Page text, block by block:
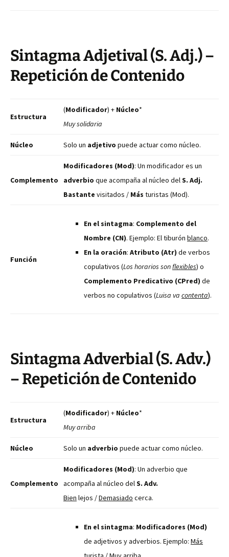
Sintagma Adjetival (S. Adj.) –
Repetición de Contenido
Estructura
(Modificador) + Núcleo*
Muy solidaria
Núcleo Solo un adjetivo puede actuar como núcleo.
Complemento
Modificadores (Mod): Un modificador es un
adverbio que acompaña al núcleo delS. Adj.
Bastante visitados / Más turistas (Mod).
Función
En el sintagma: Complemento del
Nombre (CN). Ejemplo: El tiburón blanco.
En la oración: Atributo (Atr) de verbos
copulativos (Los horarios sonflexibles) o
Complemento Predicativo (CPred) de
verbos no copulativos (Luisa va contenta).
Sintagma Adverbial (S. Adv.)
– Repetición de Contenido
Estructura
(Modificador) + Núcleo*
Muy arriba
Núcleo Solo un adverbio puede actuar como núcleo.
Complemento
Modificadores (Mod): Un adverbio que
acompaña al núcleo delS. Adv.
Bien lejos /Demasiado cerca.
En el sintagma: Modificadores (Mod)
de adjetivos y adverbios. Ejemplo: Más